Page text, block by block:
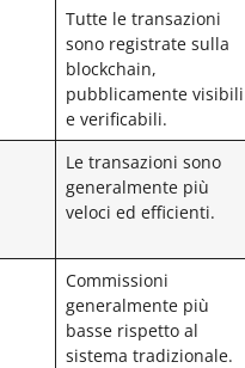
Tutte le transazioni
sono registrate sulla
blockchain,
pubblicamente visibili
e verificabili.
Le transazioni sono
generalmente più
veloci ed efficienti.
Commissioni
generalmente più
basse rispetto al
sistema tradizionale.